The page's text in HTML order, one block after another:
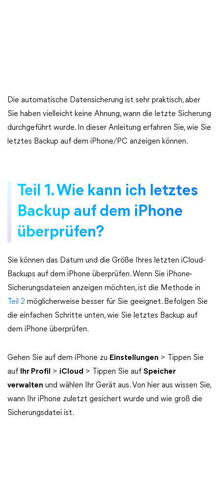
Die automatische Datensicherung ist sehr praktisch, aber
Sie haben vielleicht keine Ahnung, wann die letzte Sicherung
durchgeführt wurde. In dieser Anleitung erfahren Sie, wie Sie
letztes Backup auf dem iPhone/PC anzeigen können.
Teil 1. Wie kann ich letztes
Backup auf dem iPhone
überprüfen?
Sie können das Datum und die Größe Ihres letzten iCloud-
Backups auf dem iPhone überprüfen. Wenn Sie iPhone-
Sicherungsdateien anzeigen möchten, ist die Methode in
Teil 2 möglicherweise besser für Sie geeignet. Befolgen Sie
die einfachen Schritte unten, wie Sie letztes Backup auf
dem iPhone überprüfen.
Gehen Sie auf dem iPhone zu Einstellungen > Tippen Sie
auf
Ihr Profil > iCloud > Tippen Sie auf Speicher
verwalten und wählen Ihr Gerät aus. Von hier aus wissen Sie,
wann Ihr iPhone zuletzt gesichert wurde und wie groß die
Sicherungsdatei ist.